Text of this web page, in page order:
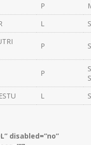
P
L
P
P
L
disabled=”no”